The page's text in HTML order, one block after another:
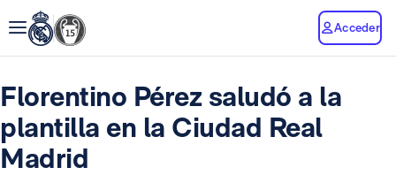
Acceder
Florentino Pérez saludó a la
plantilla en la Ciudad Real
Madrid